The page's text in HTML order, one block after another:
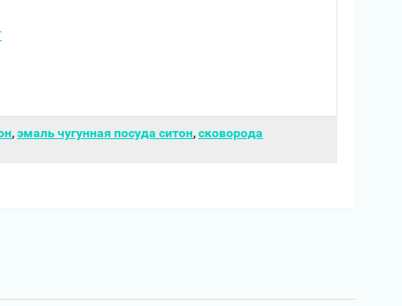
,эмаль чугунная посуда ситон,сковорода